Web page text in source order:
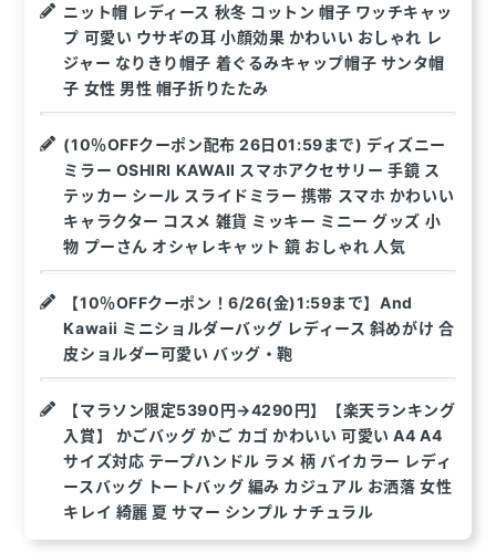
ニット帽 レディース 秋冬 コットン 帽子 ワッチキャッ
プ 可愛い ウサギの耳 小顔効果 かわいい おしゃれ レ
ジャー なりきり帽子 着ぐるみキャップ帽子 サンタ帽
子 女性 男性 帽子折りたたみ
(10％OFFクーポン配布 26日01:59まで) ディズニー
ミラー OSHIRI KAWAII スマホアクセサリー 手鏡 ス
テッカー シール スライドミラー 携帯 スマホ かわいい
キャラクター コスメ 雑貨 ミッキー ミニー グッズ 小
物 プーさん オシャレキャット 鏡 おしゃれ 人気
【10％OFFクーポン！6/26(金)1:59まで】And
Kawaii ミニショルダーバッグ レディース 斜めがけ 合
皮ショルダー可愛い バッグ・鞄
【マラソン限定5390円→4290円】【楽天ランキング
入賞】 かごバッグ かご カゴ かわいい 可愛い A4 A4
サイズ対応 テープハンドル ラメ 柄 バイカラー レディ
ースバッグ トートバッグ 編み カジュアル お洒落 女性
キレイ 綺麗 夏 サマー シンプル ナチュラル